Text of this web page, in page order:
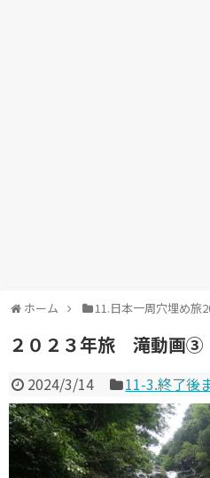
ホーム 11.日本一周穴埋め旅
２０２３年旅 滝動画③
2024/3/14 11-3.終了後